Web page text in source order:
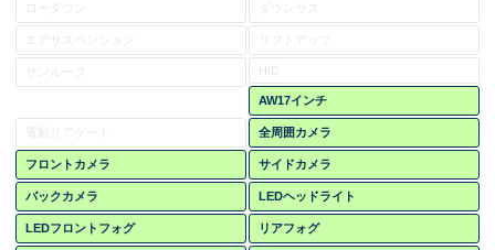
ローダウン ダウンサス
HID
AW17インチ
全周囲カメラ
フロントカメラ サイドカメラ
バックカメラ LEDヘッドライト
LEDフロントフォグ リアフォグ